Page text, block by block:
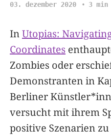
03. dezember 2020 3 min
InUtopias:
Coordinates
Zombies oder
Demonstranten in
Berliner
versucht mit ihrem
positive Szenarien